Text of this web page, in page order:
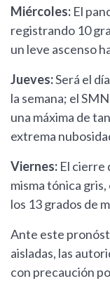
Miércoles: El
registrando 10
un leve ascenso
Jueves:Será el
la semana; el
una máxima de
extrema
Viernes: El cierre
misma tónica
los 13 grados de
Ante este
aisladas, las
con precaución